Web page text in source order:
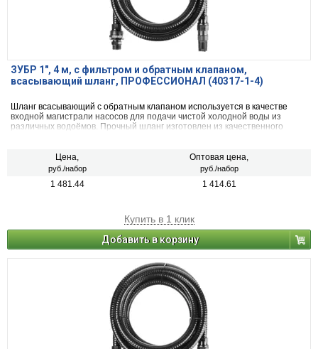
ЗУБР 1″, 4 м, с фильтром и обратным клапаном,
всасывающий шланг, ПРОФЕССИОНАЛ (40317-1-4)
Шланг всасывающий с обратным клапаном используется в качестве
входной магистрали насосов для подачи чистой холодной воды из
различных водоёмов. Прочный шланг изготовлен из качественного
другом конце - адаптер для подключения к насосу с помощью
резьбового соединения 1″. Качественные материалы обеспечивают
Цена,
руб./набор
Оптовая цена,
руб./набор
1 481.44 1 414.61
Купить в 1 клик
Добавить в корзину